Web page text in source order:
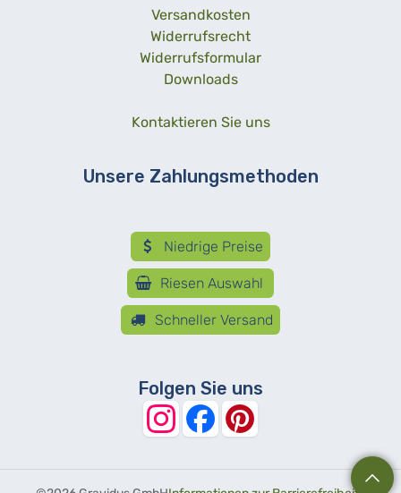
Versandkosten
Widerrufsrecht
Widerrufsformular
Downloads
Kontaktieren Sie uns
Unsere Zahlungsmethoden
Niedrige Preise
Riesen Auswahl
Schneller Versand
Folgen Sie uns